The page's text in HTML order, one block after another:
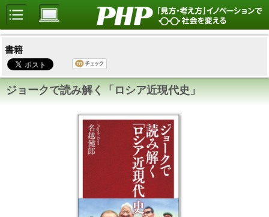
書籍
ジョークで読み解く「ロシア近現代史」